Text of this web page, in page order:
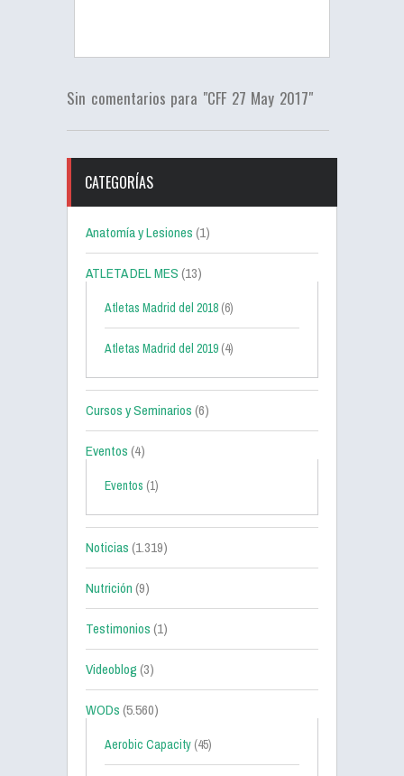
Sin comentarios para "CFF 27 May 2017"
CATEGORÍAS
Anatomía y Lesiones(1)
ATLETA DEL MES(13)
Atletas Madrid del 2018 (6)
Atletas Madrid del 2019 (4)
Cursos y Seminarios(6)
Eventos(4)
Eventos (1)
Noticias(1.319)
Nutrición(9)
Testimonios(1)
Videoblog(3)
WODs(5.560)
Aerobic Capacity (45)